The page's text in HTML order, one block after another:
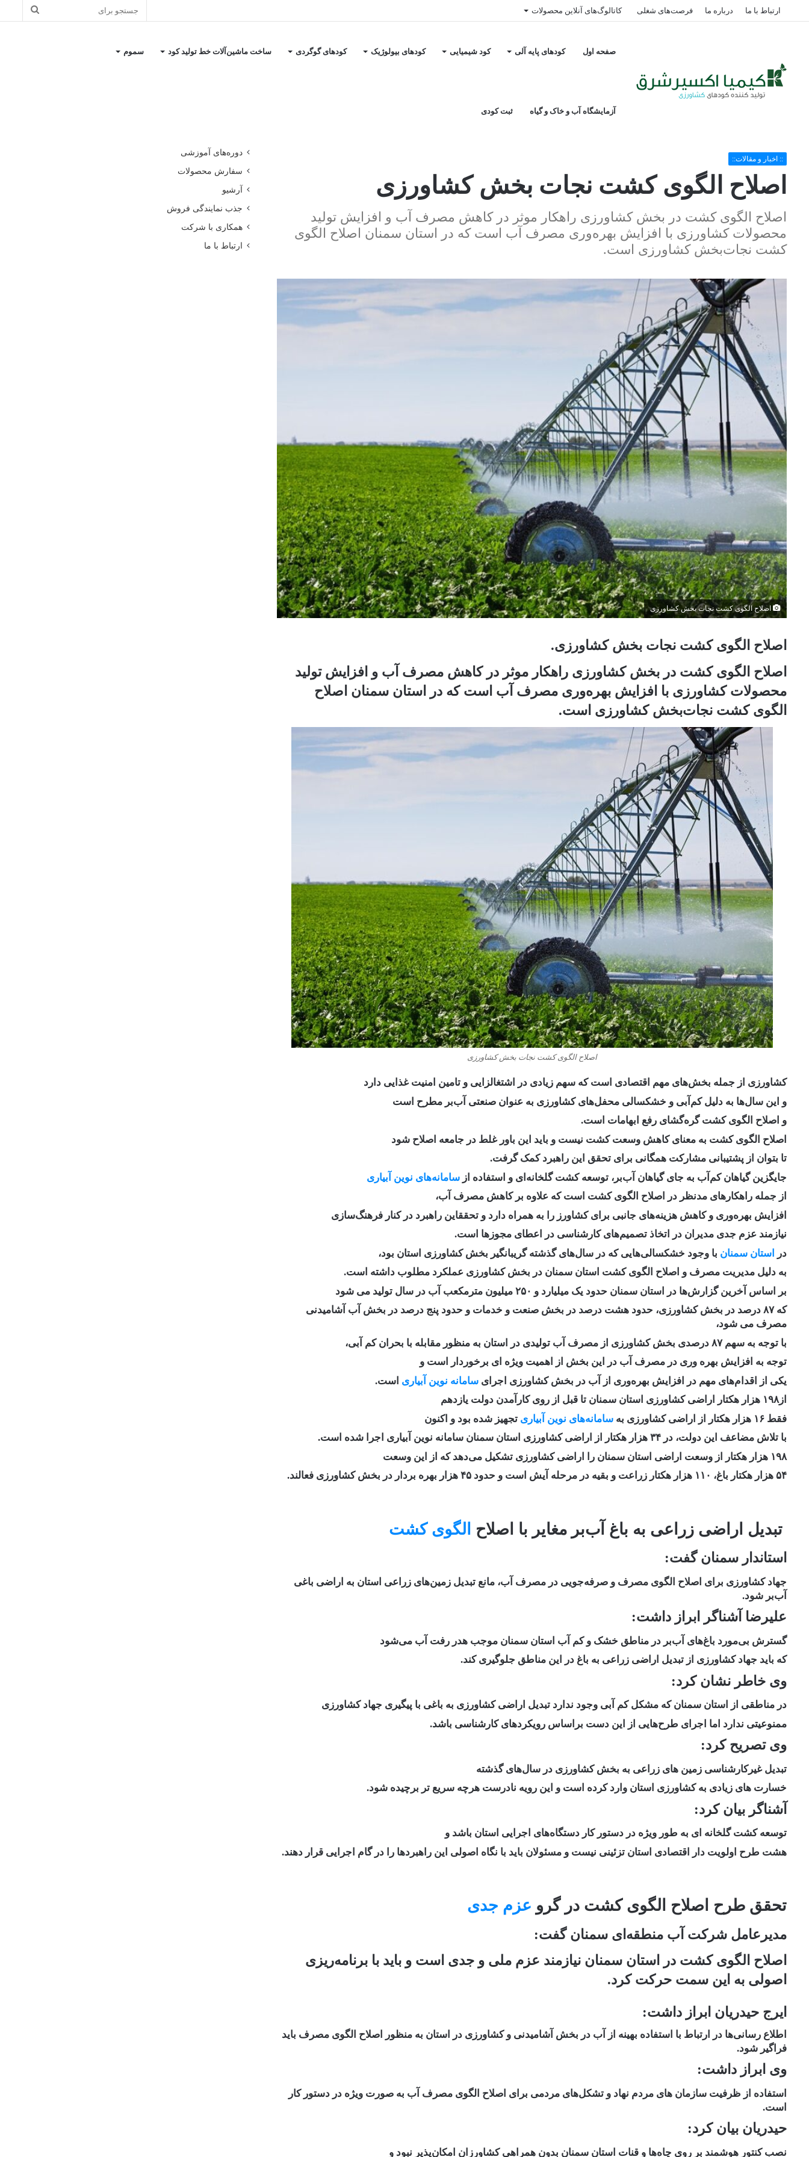
ارتباط با ما درباره ما فرصت‌های شغلی کاتالوگ‌های آنلاین محصولات جستجو
صفحه اول کودهای پایه آلی کود شیمیایی کودهای بیولوژیک کودهای گوگردی ساخت ماشین‌آلات خط تولید کود سموم
آزمایشگاه آب و خاک و گیاه ثبت کودی
:: اخبار و مقالات::
اصلاح الگوی کشت نجات‌ بخش کشاورزی
اصلاح الگوی کشت در بخش کشاورزی راهکار موثر در کاهش مصرف آب و افزایش تولید
محصولات کشاورزی با افزایش‌ بهره‌وری مصرف آب است که در استان سمنان اصلاح الگوی
کشت نجات‌بخش کشاورزی است.
اصلاح الگوی کشت نجات‌ بخش کشاورزی
اصلاح الگوی کشت نجات‌ بخش کشاورزی.
اصلاح الگوی کشت در بخش کشاورزی راهکار موثر در کاهش مصرف آب و افزایش تولید
محصولات کشاورزی با افزایش‌ بهره‌وری مصرف آب است که در استان سمنان اصلاح
الگوی کشت نجات‌بخش کشاورزی است.
اصلاح الگوی کشت نجات‌ بخش کشاورزی
کشاورزی از جمله بخش‌های مهم اقتصادی است که سهم زیادی در اشتغالزایی و تامین امنیت ‌غذایی دارد
و این سال‌ها به دلیل کم‌آبی و خشکسالی محفل‌های کشاورزی به عنوان صنعتی آب‌بر مطرح است
و اصلاح الگوی کشت گره‌گشای رفع ابهامات است.
اصلاح الگوی کشت به معنای کاهش وسعت کشت نیست و باید این باور غلط در جامعه اصلاح شود
تا بتوان از پشتیبانی مشارکت همگانی برای تحقق این راهبرد کمک گرفت.
جایگزین گیاهان کم‌آب به جای گیاهان آب‌بر، توسعه کشت گلخانه‌ای و استفاده از سامانه‌های نوین آبیاری
از جمله راهکارهای مدنظر در اصلاح الگوی کشت است که علاوه بر کاهش مصرف آب،
افزایش بهره‌وری و کاهش هزینه‌های جانبی برای کشاورز را به همراه دارد و تحققاین راهبرد در کنار فرهنگ‌سازی
نیازمند عزم جدی مدیران در اتخاذ تصمیم‌های کارشناسی در اعطای مجوزها است.
در
استان سمنان با وجود خشکسالی‌هایی که در سال‌های گذشته گریبانگیر بخش کشاورزی استان بود،
به دلیل مدیریت مصرف و اصلاح الگوی کشت استان سمنان در بخش کشاورزی عملکرد مطلوب داشته است.
بر اساس آخرین گزارش‌ها در استان سمنان حدود یک میلیارد و ۲۵۰ میلیون مترمکعب آب در سال تولید می شود
که ۸۷ درصد در بخش کشاورزی، حدود هشت درصد در بخش صنعت و خدمات و حدود پنج درصد در بخش آب آشامیدنی
مصرف می شود،
با توجه به سهم ۸۷ درصدی بخش کشاورزی از مصرف آب تولیدی در استان به منظور مقابله با بحران کم آبی،
توجه به افزایش بهره وری در مصرف آب در این بخش از اهمیت ویژه ای برخوردار است و
یکی از اقدام‌های مهم در افزایش بهره‌وری از آب در بخش کشاورزی اجرای سامانه نوین آبیاری است.
از۱۹۸ هزار هکتار اراضی کشاورزی استان سمنان تا قبل از روی کارآمدن دولت یازدهم
فقط ۱۶ هزار هکتار از اراضی کشاورزی به
سامانه‌های نوین آبیاری تجهیز شده بود و اکنون
با تلاش مضاعف این دولت، در ۳۴ هزار هکتار از اراضی کشاورزی استان سمنان سامانه نوین آبیاری اجرا شده است‌.
۱۹۸ هزار هکتار از وسعت اراضی استان سمنان را اراضی کشاورزی تشکیل می‌دهد که از این وسعت
۵۴ هزار هکتار باغ، ۱۱۰ هزار هکتار زراعت و بقیه در مرحله آیش است و حدود ۴۵ هزار بهره بردار در بخش کشاورزی فعالند.
تبدیل اراضی زراعی به باغ آب‌بر مغایر با اصلاح الگوی کشت
استاندار سمنان گفت:
جهاد کشاورزی برای اصلاح الگوی مصرف و صرفه‌جویی در مصرف آب، مانع تبدیل زمین‌های زراعی استان به اراضی باغی
آب‌بر شود.
علیرضا آشناگر ابراز داشت:
گسترش بی‌مورد باغ‌های آب‌بر در مناطق خشک و کم آب استان سمنان موجب هدر رفت آب می‌شود
که باید جهاد کشاورزی از تبدیل اراضی زراعی به باغ‌ در این مناطق جلوگیری کند.
وی خاطر نشان کرد:
در مناطقی از استان سمنان که مشکل کم آبی وجود ندارد تبدیل اراضی کشاورزی به باغی با پیگیری جهاد کشاورزی
ممنوعیتی ندارد اما اجرای طرح‌هایی از این دست براساس رویکردهای کارشناسی باشد.
وی تصریح کرد:
تبدیل غیرکارشناسی زمین های زراعی به بخش کشاورزی در سال‌های گذشته
خسارت های زیادی به کشاورزی استان وارد کرده است و این رویه نادرست هرچه سریع تر برچیده شود.
آشناگر بیان کرد:
توسعه کشت گلخانه ای به طور ویژه در دستور کار دستگاه‌های اجرایی استان باشد و
هشت طرح اولویت دار اقتصادی استان تزئینی نیست و مسئولان باید با نگاه اصولی این راهبردها را در گام اجرایی قرار دهند.
تحقق طرح اصلاح الگوی کشت در گرو عزم جدی
مدیرعامل شرکت آب منطقه‌ای سمنان گفت:
اصلاح الگوی کشت در استان سمنان‌ نیازمند عزم‌ ملی و جدی است و باید با برنامه‌ریزی
اصولی به این سمت حرکت کرد.
ایرج حیدریان ابراز داشت:
اطلاع رسانی‌ها در ارتباط با استفاده بهینه از آب در بخش آشامیدنی و کشاورزی در استان به منظور اصلاح الگوی مصرف باید
فراگیر شود.
وی ابراز داشت:
استفاده از ظرفیت سازمان های مردم نهاد و تشکل‌های مردمی برای اصلاح الگوی مصرف آب به صورت ویژه در دستور کار
است.
حیدریان بیان کرد:
نصب کنتور هوشمند بر روی چاه‌ها و قنات استان سمنان بدون همراهی کشاورزان امکان‌پذیر نبود و
دوره‌های آموزشی
سفارش محصولات
آرشیو
جذب نمایندگی فروش
همکاری با شرکت
ارتباط با ما